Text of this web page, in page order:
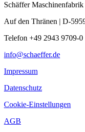
Schäffer
Auf den Thränen | D-
Telefon +49 2943 9709-0
info@schaeffer.de
Impressum
Datenschutz
Cookie-Einstellungen
AGB